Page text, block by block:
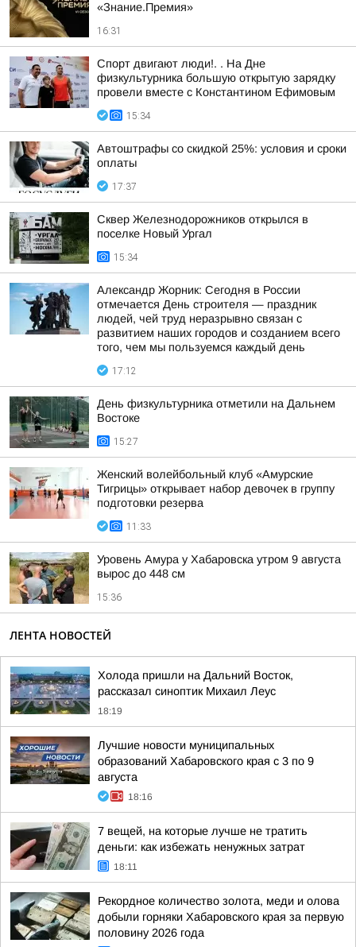
«Знание.Премия»
16:31
Спорт двигают люди!. . На Дне
физкультурника большую открытую зарядку
провели вместе с Константином Ефимовым
15:34
Автоштрафы со скидкой 25%: условия и сроки
оплаты
17:37
Сквер Железнодорожников открылся в
поселке Новый Ургал
15:34
Александр Жорник: Сегодня в России
отмечается День строителя — праздник
людей, чей труд неразрывно связан с
развитием наших городов и созданием всего
того, чем мы пользуемся каждый день
17:12
День физкультурника отметили на Дальнем
Востоке
15:27
Женский волейбольный клуб «Амурские
Тигрицы» открывает набор девочек в группу
подготовки резерва
11:33
Уровень Амура у Хабаровска утром 9 августа
вырос до 448 см
15:36
ЛЕНТА НОВОСТЕЙ
Холода пришли на Дальний Восток,
рассказал синоптик Михаил Леус
18:19
Лучшие новости муниципальных
образований Хабаровского края с 3 по 9
августа
18:16
7 вещей, на которые лучше не тратить
деньги: как избежать ненужных затрат
18:11
Рекордное количество золота, меди и олова
добыли горняки Хабаровского края за первую
половину 2026 года